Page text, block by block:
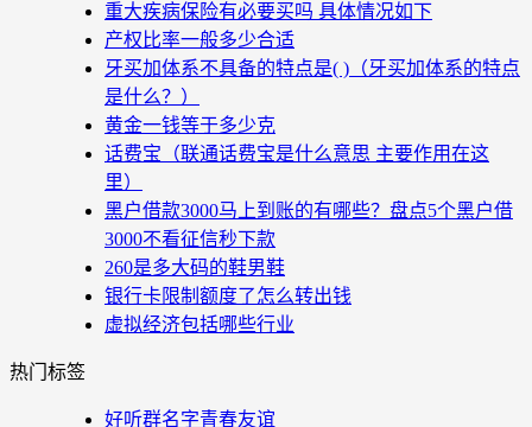
重大疾病保险有必要买吗 具体情况如下
产权比率一般多少合适
牙买加体系不具备的特点是( )（牙买加体系的特点
是什么？）
黄金一钱等于多少克
话费宝（联通话费宝是什么意思 主要作用在这
里）
黑户借款3000马上到账的有哪些？盘点5个黑户借
3000不看征信秒下款
260是多大码的鞋男鞋
银行卡限制额度了怎么转出钱
虚拟经济包括哪些行业
热门标签
好听群名字青春友谊